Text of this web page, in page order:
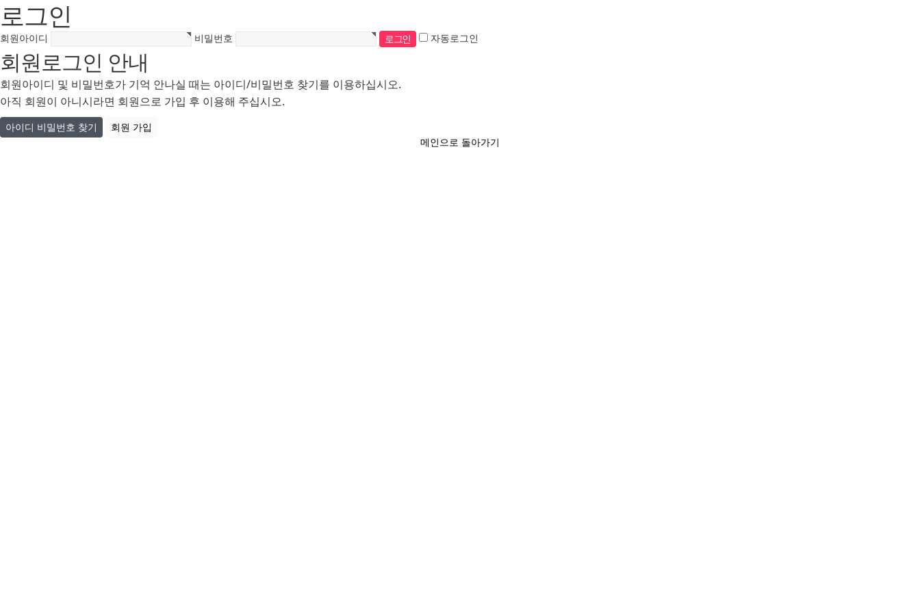
로그인
회원아이디 비밀번호 자동로그인
회원로그인 안내
회원아이디 및 비밀번호가 기억 안나실 때는 아이디/비밀번호 찾기를 이용하십시오.
아직 회원이 아니시라면 회원으로 가입 후 이용해 주십시오.
아이디 비밀번호 찾기
회원 가입
메인으로 돌아가기